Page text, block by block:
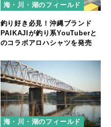
海・川・湖のフィールド
釣り好き必見！沖縄ブランド
PAIKAJIが釣り系YouTuberと
のコラボアロハシャツを発売
海・川・湖のフィールド